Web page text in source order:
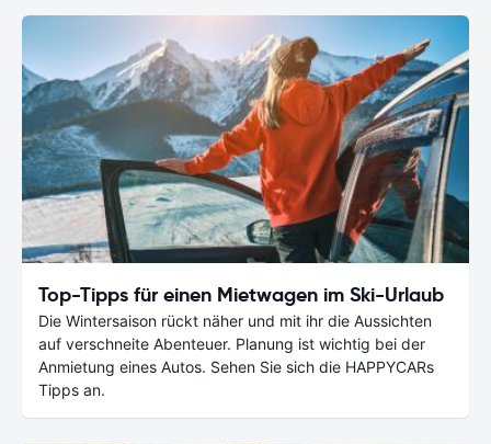
Top-Tipps für einen Mietwagen im Ski-Urlaub
Die Wintersaison rückt näher und mit ihr die Aussichten
auf verschneite Abenteuer. Planung ist wichtig bei der
Anmietung eines Autos. Sehen Sie sich die HAPPYCARs
Tipps an.